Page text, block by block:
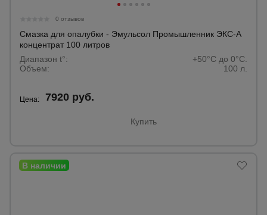
0 отзывов
Смазка для опалубки - Эмульсол Промышленник ЭКС-А
концентрат 100 литров
Диапазон t°:
+50°C до 0°C.
Объем:
100 л.
Цена: 7920 руб.
Купить